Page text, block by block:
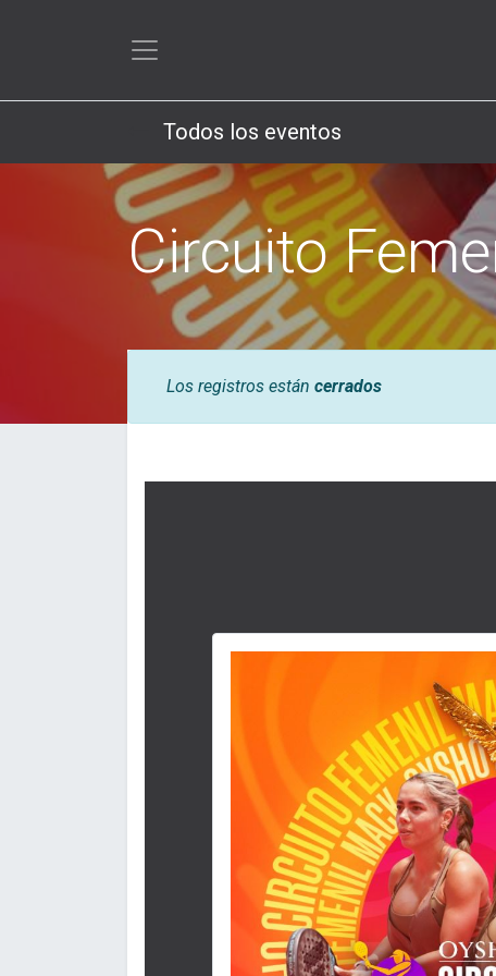
Todos los eventos
Circuito
Los registros están cerrados